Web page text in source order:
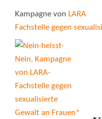
Kampagne von LARA
Fachstelle gegen